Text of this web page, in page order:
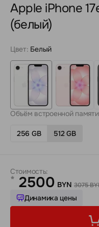
Apple iPhone
(белый)
Цвет: Белый
Объём встроенной
256 GB 512 GB
Стоимость:
* 2500 BYN 3075
Динамика цены